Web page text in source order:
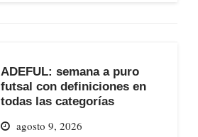
ADEFUL: semana a puro
futsal con definiciones en
todas las categorías
agosto 9, 2026